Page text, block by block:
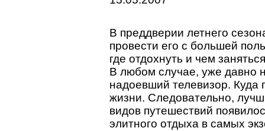
В преддверии летнего
провести его с большей
где отдохнуть и чем
В любом случае, уже давно
надоевший телевизор. Куда
жизни. Следовательно,
видов путешествий
элитного отдыха в самых